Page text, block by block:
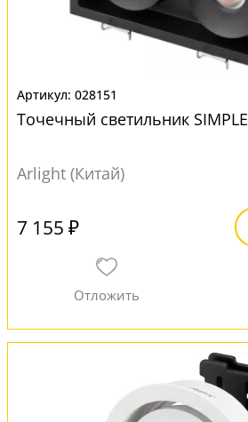
028151
Точечный светильник
Arlight (Китай)
7 155 ₽